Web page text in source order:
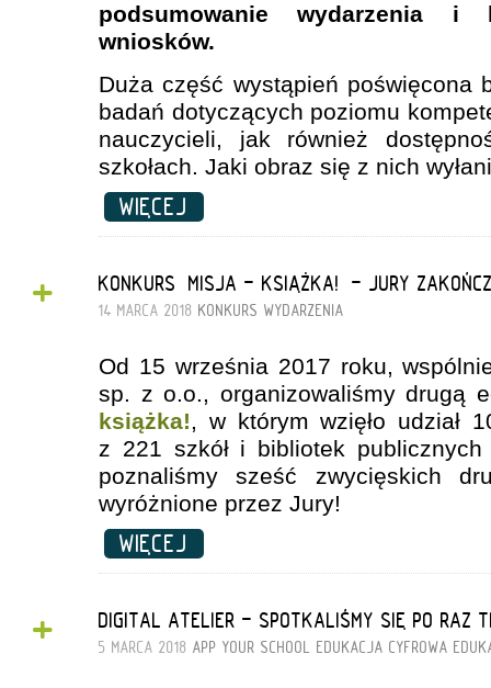
podsumowanie wydarzenia i
wniosków.
Duża część wystąpień poświęcona
badań dotyczących poziomu
nauczycieli, jak również
szkołach. Jaki obraz się z nich
WIĘCEJ
+ KONKURS „MISJA - KSIĄŻKA!” - JURY
14 MARCA 2018 KONKURS WYDARZENIA
Od 15 września 2017 roku,
sp. z o.o., organizowaliśmy drugą
książka!, w którymwzięło udział
z 221 szkół i bibliotek publicznych
poznaliśmy sześć zwycięskich
wyróżnione przez Jury!
WIĘCEJ
+ DIGITAL ATELIER - SPOTKALIŚMY SIĘ PO RAZ
5 MARCA 2018 APP YOUR SCHOOL EDUKACJA CYFROWA